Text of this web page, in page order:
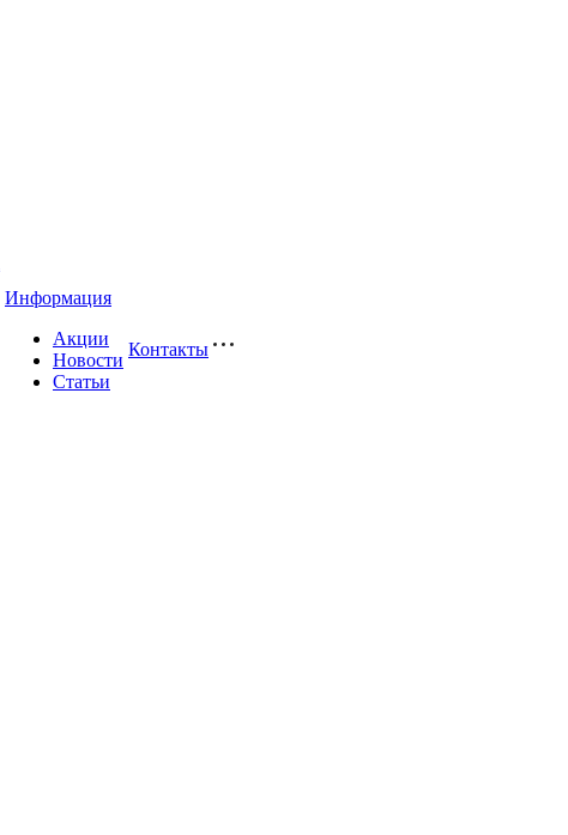
Информация
Акции
Новости
Статьи
Контакты